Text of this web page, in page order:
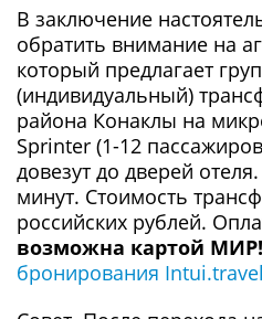
В заключение
обратить внимание на
который предлагает
(индивидуальный)
района Конаклы на
Sprinter (1-12
довезут до дверей
минут. Стоимость
российских рублей.
возможна картой МИР!
бронирования Intui.travel